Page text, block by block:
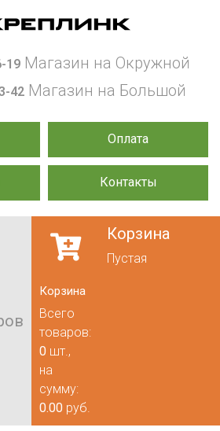
Оплата
Контакты
19 Магазин на Окружной
42 Магазин на Большой
Корзина
Пустая
Корзина
Всего
товаров:
0 шт.,
на
сумму:
0.00 руб.